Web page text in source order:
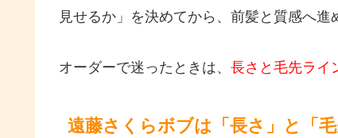
見せるか」を決めてから、前髪と質感へ進
オーダーで迷ったときは、 長さと毛先ライ
遠藤さくらボブは「長さ」と「